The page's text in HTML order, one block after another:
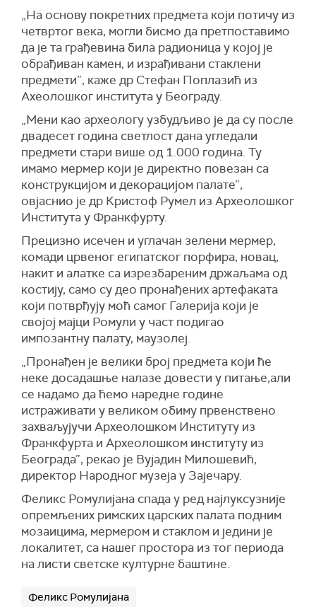
„На основу покретних предмета који потичу из
четвртог века, могли бисмо да претпоставимо
да је та грађевина била радионица у којој је
обрађиван камен, и израђивани стаклени
предмети”, каже др Стефан Поплазић из
Ахеолошког института у Београду.
„Мени као археологу узбудљиво је да су после
двадесет година светлост дана угледали
предмети стари више од 1.000 година. Ту
имамо мермер који је директно повезан са
конструкцијом и декорацијом палате”,
овјаснио је др Кристоф Румел из Археолошког
Института у Франкфурту.
Прецизно исечен и углачан зелени мермер,
комади црвеног египатског порфира, новац,
накит и алатке са изрезбареним држаљама од
костију, само су део пронађених артефаката
који потврђују моћ самог Галерија који је
својој мајци Ромули у част подигао
импозантну палату, маузолеј.
„Пронађен је велики број предмета који ће
неке досадашње налазе довести у питање,али
се надамо да ћемо наредне године
истраживати у великом обиму првенствено
захваљујучи Археолошком Институту из
Франкфурта и Археолошком институту из
Београда”, рекао је Вујадин Милошевић,
директор Народног музеја у Зајечару.
Феликс Ромулијана спада у ред најлуксузније
опремљених римских царских палата подним
мозаицима, мермером и стаклом и једини је
локалитет, са нашег простора из тог периода
на листи светске културне баштине.
Феликс Ромулијана